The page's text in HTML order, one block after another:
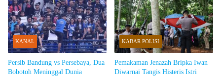
KANAL
Persib Bandung vs Persebaya, Dua
Bobotoh Meninggal Dunia
KABAR POLISI
Pemakaman Jenazah Bripka Iwan
Diwarnai Tangis Histeris Istri